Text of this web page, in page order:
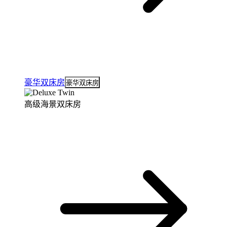
豪华双床房 豪华双床房
高级海景双床房